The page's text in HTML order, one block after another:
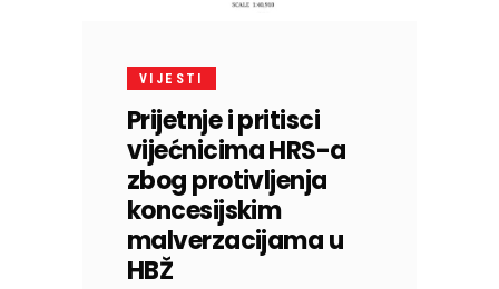
VIJESTI
Prijetnje i pritisci
vijećnicima HRS-a
zbog protivljenja
koncesijskim
malverzacijama u
HBŽ